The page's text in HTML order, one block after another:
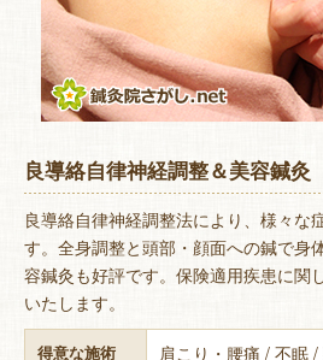
良導絡自律神経調整＆美容鍼灸
良導絡自律神経調整法により、様々な
す。全身調整と頭部・顔面への鍼で身
容鍼灸も好評です。保険適用疾患に関
いたします。
得意な施術
肩こり・腰痛 / 不眠